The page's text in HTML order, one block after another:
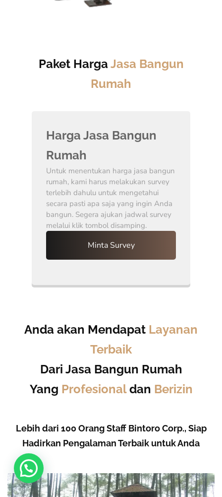
Paket Harga Jasa Bangun
Rumah
Harga Jasa Bangun
Rumah
Untuk menentukan harga jasa bangun
rumah, kami harus melakukan survey
terlebih dahulu untuk mengetahui
secara pasti apa saja yang ingin Anda
bangun. Segera ajukan jadwal survey
melalui klik tombol disamping.
Minta Survey
Anda akan Mendapat Layanan
Terbaik
Dari Jasa Bangun Rumah
Yang Profesionaldan Berizin
Lebih dari 100 Orang Staff Bintoro Corp., Siap
Hadirkan Pengalaman Terbaik untuk Anda